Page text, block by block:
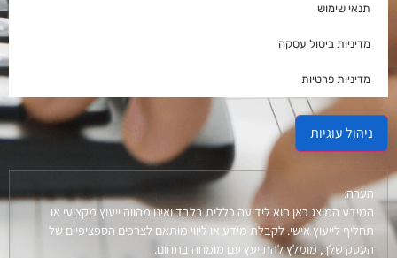
תנאי שימוש
מדיניות ביטול עסקה
מדיניות פרטיות
ניהול עוגיות
הערה:
המידע המוצג כאן הוא לידיעה כללית בלבד ואינו מהווה ייעוץ מקצועי או
תחליף לייעוץ אישי. לקבלת מידע או ליווי מותאם לצרכים הספציפיים של
העסק שלך, מומלץ להתייעץ עם מומחה בתחום.